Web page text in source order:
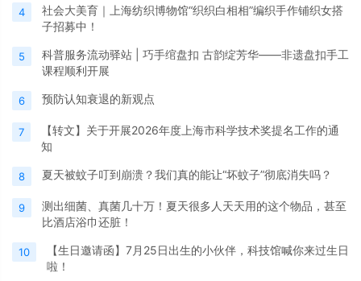
4
社会大美育｜上海纺织博物馆“织织白相相”编织手作铺织女搭
子招募中！
5
科普服务流动驿站 | 巧手绾盘扣 古韵绽芳华——非遗盘扣手工
课程顺利开展
6 预防认知衰退的新观点
7
【转文】关于开展2026年度上海市科学技术奖提名工作的通
知
8 夏天被蚊子叮到崩溃？我们真的能让“坏蚊子”彻底消失吗？
9
测出细菌、真菌几十万！夏天很多人天天用的这个物品，甚至
比酒店浴巾还脏！
10
【生日邀请函】7月25日出生的小伙伴，科技馆喊你来过生日
啦！